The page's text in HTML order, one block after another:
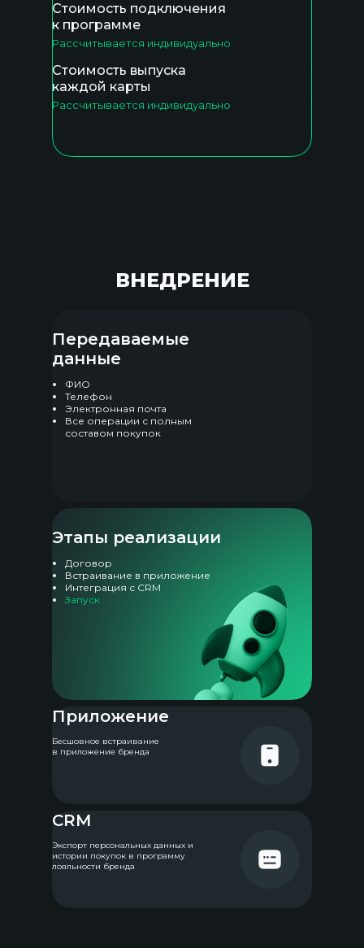
Стоимость подключения
к программе
Рассчитывается индивидуально
Стоимость выпуска
каждой карты
Рассчитывается индивидуально
ВНЕДРЕНИЕ
Передаваемые
данные
ФИО
Телефон
Электронная почта
Все операции с полным
составом покупок
Этапы реализации
Договор
Встраивание в приложение
Интеграция с CRM
Запуск
Приложение
Бесшовное встраивание
в приложение бренда
CRM
Экспорт персональных данных и
истории покупок в программу
лояльности бренда